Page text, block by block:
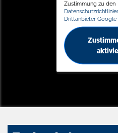
Zustimmung zu den
Drittanbieter Google